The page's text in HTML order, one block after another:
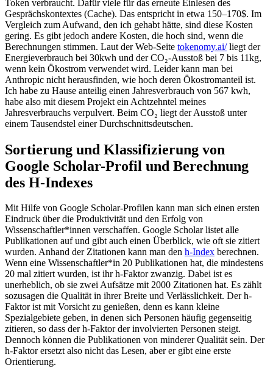
Token verbraucht. Dafür viele für das erneute Einlesen des
Gesprächskontextes (Cache). Das entspricht in etwa 150–170$. Im
Vergleich zum Aufwand, den ich gehabt hätte, sind diese Kosten
gering. Es gibt jedoch andere Kosten, die hoch sind, wenn die
Berechnungen stimmen. Laut der Web-Seite tokenomy.ai/liegt der
Energieverbrauch bei 30kwh und der CO₂-Ausstoß bei 7 bis 11kg,
wenn kein Ökostrom verwendet wird. Leider kann man bei
Anthropic nicht herausfinden, wie hoch deren Ökostromanteil ist.
Ich habe zu Hause anteilig einen Jahresverbrauch von 567 kwh,
habe also mit diesem Projekt ein Achtzehntel meines
Jahresverbrauchs verpulvert. Beim CO₂ liegt der Ausstoß unter
einem Tausendstel einer Durchschnittsdeutschen.
Sortierung und Klassifizierung von
Google Scholar-Profil und Berechnung
des H-Indexes
Mit Hilfe von Google Scholar-Profilen kann man sich einen ersten
Eindruck über die Produktivität und den Erfolg von
Wissenschaftler*innen verschaffen. Google Scholar listet alle
Publikationen auf und gibt auch einen Überblick, wie oft sie zitiert
wurden. Anhand der Zitationen kann man den h-Index berechnen.
Wenn eine Wissenschaftler*in 20 Publikationen hat, die mindestens
20 mal zitiert wurden, ist ihr h-Faktor zwanzig. Dabei ist es
unerheblich, ob sie zwei Aufsätze mit 2000 Zitationen hat. Es zählt
sozusagen die Qualität in ihrer Breite und Verlässlichkeit. Der h-
Faktor ist mit Vorsicht zu genießen, denn es kann kleine
Spezialgebiete geben, in denen sich Personen häufig gegenseitig
zitieren, so dass der h-Faktor der involvierten Personen steigt.
Dennoch können die Publikationen von minderer Qualität sein. Der
h-Faktor ersetzt also nicht das Lesen, aber er gibt eine erste
Orientierung.